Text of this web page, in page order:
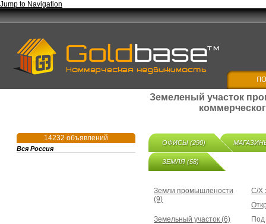
Jump to Navigation
Земеленый участок
ОФИСЫ (290)
ЗЕМЛЯ (58)
Земли промышлености
(9)
С/Х
Земельный участок (6)
14232 объявлений
Вся Россия